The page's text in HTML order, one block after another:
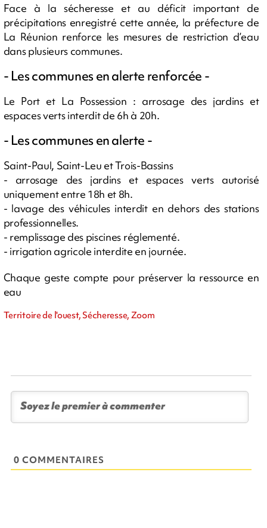
Face à la sécheresse et au déficit important de
précipitations enregistré cette année, la préfecture de
La Réunion renforce les mesures de restriction d’eau
dans plusieurs communes.
- Les communes en alerte renforcée -
Le Port et La Possession : arrosage des jardins et
espaces verts interdit de 6h à 20h.
- Les communes en alerte -
Saint-Paul, Saint-Leu et Trois-Bassins
- arrosage des jardins et espaces verts autorisé
uniquement entre 18h et 8h.
- lavage des véhicules interdit en dehors des stations
professionnelles.
- remplissage des piscines réglementé.
- irrigation agricole interdite en journée.
Chaque geste compte pour préserver la ressource en
eau
Territoire de l'ouest, Sécheresse, Zoom
0 COMMENTAIRES